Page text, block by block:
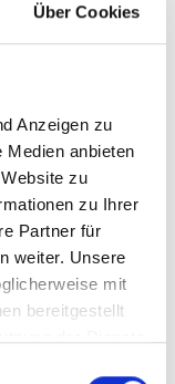
Über Cookies
Anzeigen zu
Medien anbieten
zu
zu Ihrer
Partner für
weiter. Unsere
mit
bereitgestellt